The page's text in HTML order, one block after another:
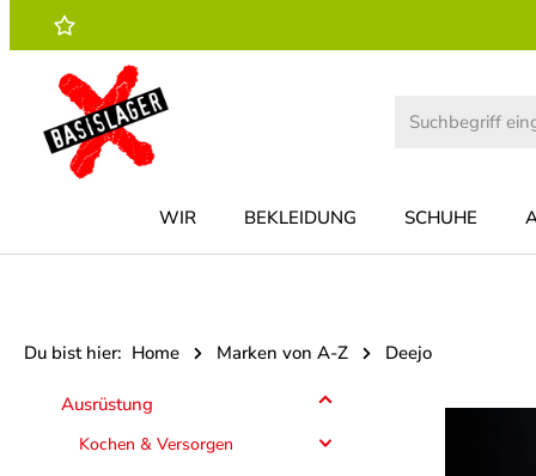
Hauptinhalt springen
Zur Suche springen
Zur Hauptnavigation springen
WIR BEKLEIDUNG SCHUHE
Du bist hier: Home Marken von A-Z Deejo
Ausrüstung
Kochen & Versorgen